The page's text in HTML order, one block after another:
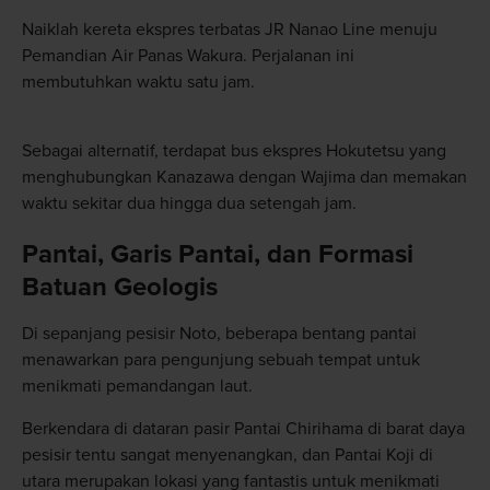
Naiklah kereta ekspres terbatas JR Nanao Line menuju
Pemandian Air Panas Wakura. Perjalanan ini
membutuhkan waktu satu jam.
Sebagai alternatif, terdapat bus ekspres Hokutetsu yang
menghubungkan Kanazawa dengan Wajima dan memakan
waktu sekitar dua hingga dua setengah jam.
Pantai, Garis Pantai, dan Formasi
Batuan Geologis
Di sepanjang pesisir Noto, beberapa bentang pantai
menawarkan para pengunjung sebuah tempat untuk
menikmati pemandangan laut.
Berkendara di dataran pasir Pantai Chirihama di barat daya
pesisir tentu sangat menyenangkan, dan Pantai Koji di
utara merupakan lokasi yang fantastis untuk menikmati